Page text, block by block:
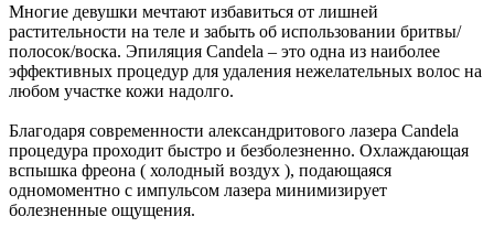
Многие девушки мечтают избавиться от лишней
растительности на теле и забыть об использовании бритвы/
полосок/воска. Эпиляция Candela – это одна из наиболее
эффективных процедур для удаления нежелательных волос на
любом участке кожи надолго.
Благодаря современности александритового лазера Candela
процедура проходит быстро и безболезненно. Охлаждающая
вспышка фреона ( холодный воздух ), подающаяся
одномоментно с импульсом лазера минимизирует
болезненные ощущения.